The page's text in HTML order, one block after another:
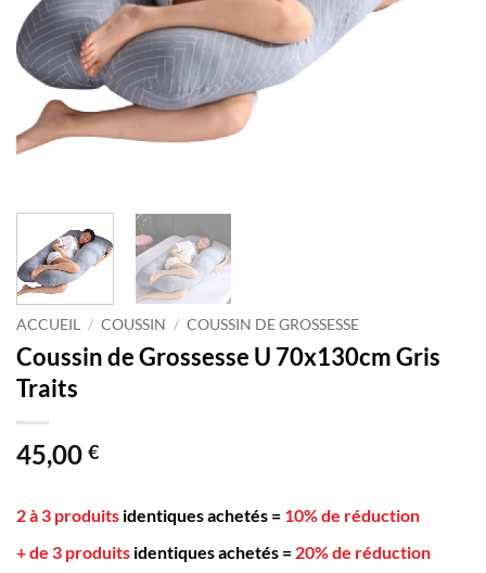
ACCUEIL / COUSSIN / COUSSIN DE GROSSESSE
Coussin de Grossesse U 70x130cm Gris
Traits
45,00 €
2 à 3 produits identiques achetés = 10% de réduction
+ de 3 produits identiques achetés = 20% de réduction